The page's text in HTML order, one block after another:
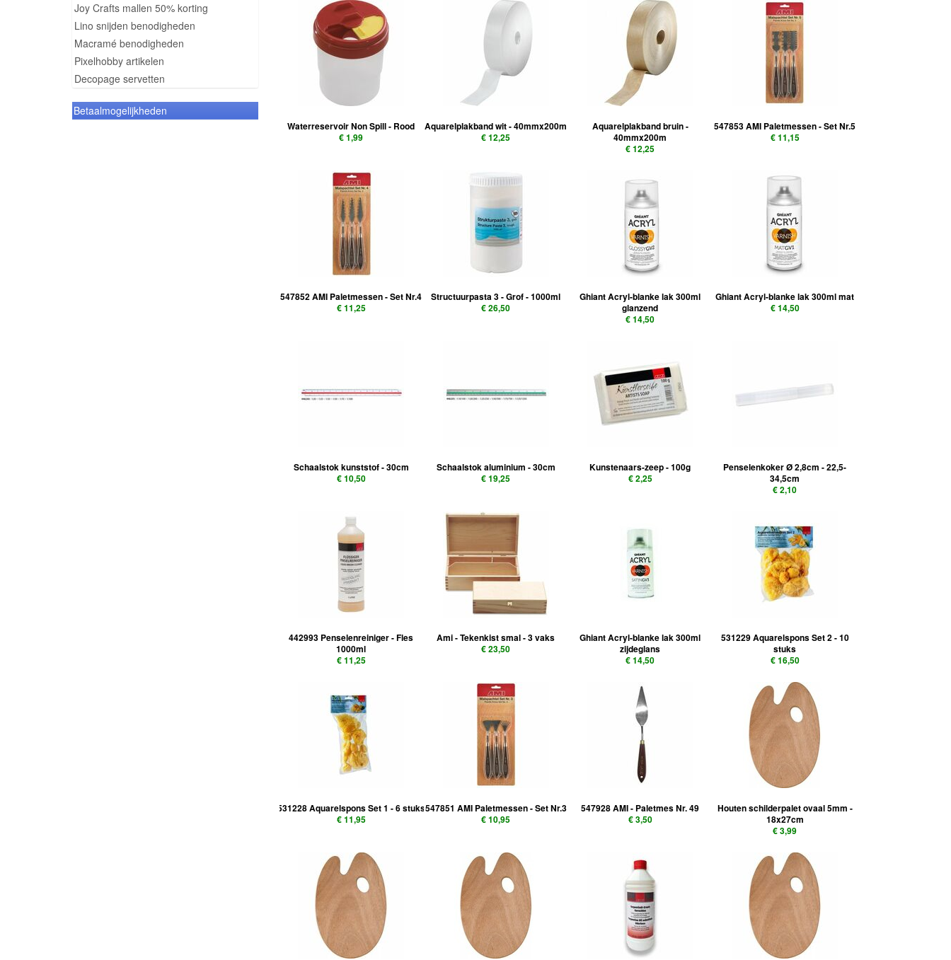
Joy Crafts mallen 50% korting
Lino snijden benodigheden
Macramé benodigheden
Pixelhobby artikelen
Decopage servetten
Betaalmogelijkheden
Waterreservoir Non Spill - Rood
€ 1,99
Aquarelplakband wit - 40mmx200m
€ 12,25
Aquarelplakband bruin -
40mmx200m
€ 12,25
547853 AMI Paletmessen - Set Nr.5
€ 11,15
547852 AMI Paletmessen - Set Nr.4
€ 11,25
Structuurpasta 3 - Grof - 1000ml
€ 26,50
Ghiant Acryl-blanke lak 300ml
glanzend
€ 14,50
Ghiant Acryl-blanke lak 300ml mat
€ 14,50
Schaalstok kunststof - 30cm
€ 10,50
Schaalstok aluminium - 30cm
€ 19,25
Kunstenaars-zeep - 100g
€ 2,25
Penselenkoker Ø 2,8cm - 22,5-
34,5cm
€ 2,10
442993 Penselenreiniger - Fles
1000ml
€ 11,25
Ami - Tekenkist smal - 3 vaks
€ 23,50
Ghiant Acryl-blanke lak 300ml
zijdeglans
€ 14,50
531229 Aquarelspons Set 2 - 10
stuks
€ 16,50
531228 Aquarelspons Set 1 - 6 stuks
€ 11,95
547851 AMI Paletmessen - Set Nr.3
€ 10,95
547928 AMI - Paletmes Nr. 49
€ 3,50
Houten schilderpalet ovaal 5mm -
18x27cm
€ 3,99